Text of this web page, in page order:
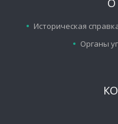
Историческая
Органы